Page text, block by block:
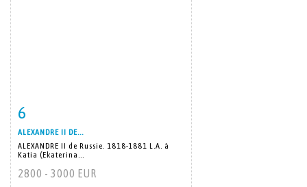
6
ALEXANDRE II DE...
ALEXANDRE II de Russie. 1818-1881 L.A. à
Katia (Ekaterina...
2800 - 3000 EUR